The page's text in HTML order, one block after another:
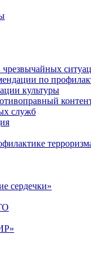
по
культуры
служб
сердечки»